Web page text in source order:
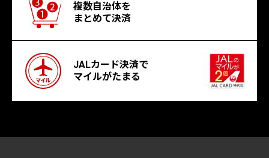
複数自治体を
まとめて決済
JALカード決済で
マイルがたまる